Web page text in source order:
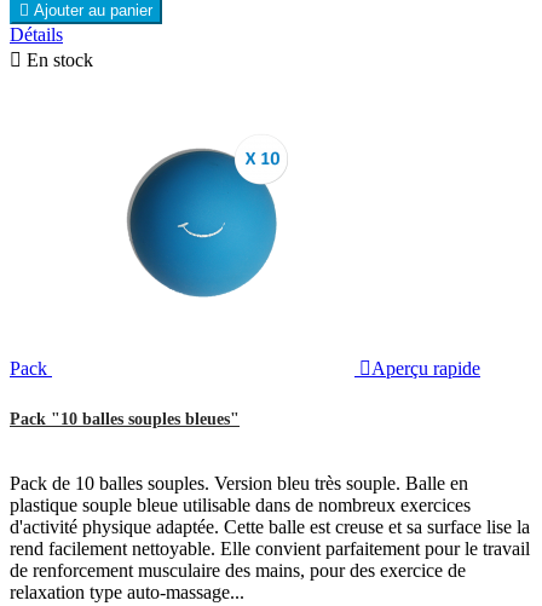
 Ajouter au panier
Détails
 En stock
Pack Aperçu rapide
Pack "10 balles souples bleues"
Pack de 10 balles souples. Version bleu très souple. Balle en
plastique souple bleue utilisable dans de nombreux exercices
d'activité physique adaptée. Cette balle est creuse et sa surface lise la
rend facilement nettoyable. Elle convient parfaitement pour le travail
de renforcement musculaire des mains, pour des exercice de
relaxation type auto-massage...